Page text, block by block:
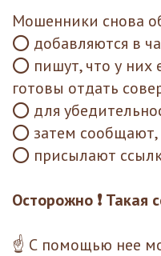
Мошенники снова
⭕ добавляются в
⭕ пишут, что у них
готовы отдать
⭕ для
⭕ затем сообщают,
⭕ присылают
Осторожно ❗️ Такая
☝️ С помощью нее